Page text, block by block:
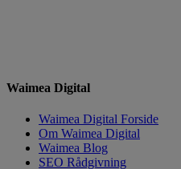
Waimea Digital
Waimea Digital Forside
Om Waimea Digital
Waimea Blog
SEO Rådgivning